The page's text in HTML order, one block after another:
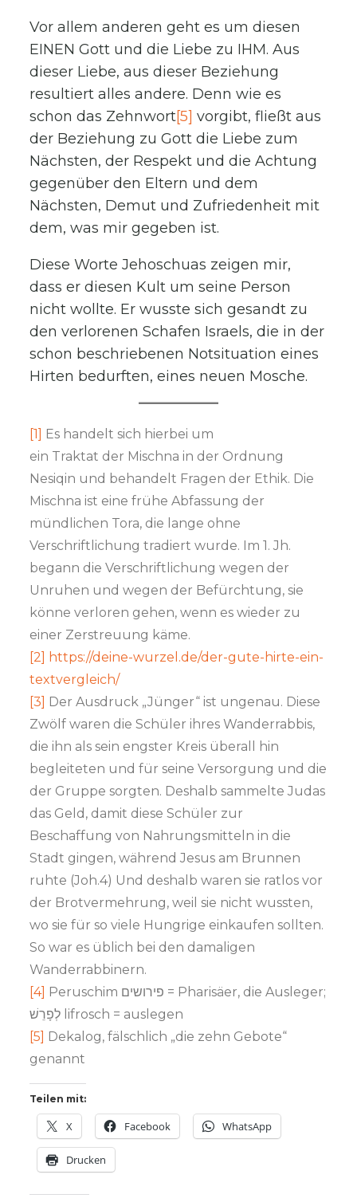
Vor allem anderen geht es um diesen
EINEN Gott und die Liebe zu IHM. Aus
dieser Liebe, aus dieser Beziehung
resultiert alles andere. Denn wie es
schon das Zehnwort[5] vorgibt, fließt aus
der Beziehung zu Gott die Liebe zum
Nächsten, der Respekt und die Achtung
gegenüber den Eltern und dem
Nächsten, Demut und Zufriedenheit mit
dem, was mir gegeben ist.
Diese Worte Jehoschuas zeigen mir,
dass er diesen Kult um seine Person
nicht wollte. Er wusste sich gesandt zu
den verlorenen Schafen Israels, die in der
schon beschriebenen Notsituation eines
Hirten bedurften, eines neuen Mosche.
[1] Es handelt sich hierbei um
ein Traktat der Mischna in der Ordnung
Nesiqin und behandelt Fragen der Ethik. Die
Mischna ist eine frühe Abfassung der
mündlichen Tora, die lange ohne
Verschriftlichung tradiert wurde. Im 1. Jh.
begann die Verschriftlichung wegen der
Unruhen und wegen der Befürchtung, sie
könne verloren gehen, wenn es wieder zu
einer Zerstreuung käme.
[2] https://deine-wurzel.de/der-gute-hirte-ein-
textvergleich/
[3] Der Ausdruck „Jünger“ ist ungenau. Diese
Zwölf waren die Schüler ihres Wanderrabbis,
die ihn als sein engster Kreis überall hin
begleiteten und für seine Versorgung und die
der Gruppe sorgten. Deshalb sammelte Judas
das Geld, damit diese Schüler zur
Beschaffung von Nahrungsmitteln in die
Stadt gingen, während Jesus am Brunnen
ruhte (Joh.4) Und deshalb waren sie ratlos vor
der Brotvermehrung, weil sie nicht wussten,
wo sie für so viele Hungrige einkaufen sollten.
So war es üblich bei den damaligen
Wanderrabbinern.
[4] Peruschim פירושים = Pharisäer, die Ausleger;
לְפָרֵשׁ lifrosch = auslegen
[5] Dekalog, fälschlich „die zehn Gebote“
genannt
Teilen mit:
X Facebook WhatsApp
Drucken